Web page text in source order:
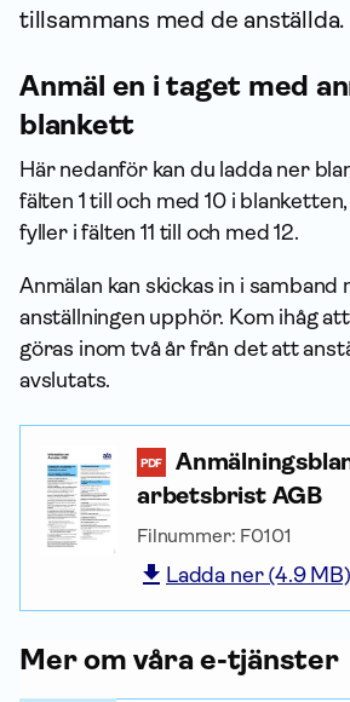
tillsammans med de anställda.
Anmäl en i taget med
blankett
Här nedanför kan du ladda ner
fälten 1 till och med 10 i
fyller i fälten 11 till och med 12.
Anmälan kan skickas in i samband
anställningen upphör. Kom ihåg
göras inom två år från det att
avslutats.
PDF
arbetsbrist AGB
Filnummer: F0101
Ladda ner (4.9 MB)
Mer om våra e-tjänster